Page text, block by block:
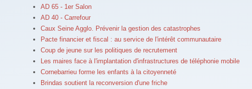
AD 65 - 1er Salon
AD 40 - Carrefour
Caux Seine Agglo. Prévenir la gestion des catastrophes
Pacte financier et fiscal : au service de l'intérêt communautaire
Coup de jeune sur les politiques de recrutement
Les maires face à l'implantation d'infrastructures de téléphonie mobile
Cornebarrieu forme les enfants à la citoyenneté
Brindas soutient la reconversion d'une friche